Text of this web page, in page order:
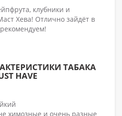
клубники и
Хева! Отлично зайдёт в
ТАБАКА
HAVE
химозные и очень разные